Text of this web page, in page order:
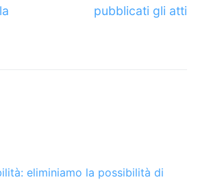
pubblicati gli atti
eliminiamo la possibilità di